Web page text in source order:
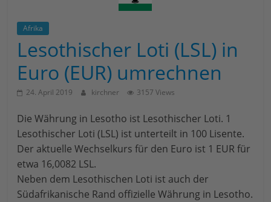
weitere
WordPress-
Website
Afrika
Lesothischer Loti (LSL) in
Euro (EUR) umrechnen
24. April 2019 kirchner 3157 Views
Die Währung in Lesotho ist Lesothischer Loti. 1
Lesothischer Loti (LSL) ist unterteilt in 100 Lisente.
Der aktuelle Wechselkurs für den Euro ist 1 EUR für
etwa 16,0082 LSL.
Neben dem Lesothischen Loti ist auch der
Südafrikanische Rand offizielle Währung in Lesotho.